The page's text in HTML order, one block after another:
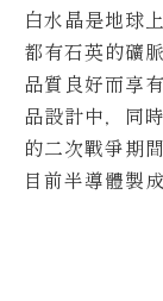
白水晶是地球
都有石英的礦
品質良好而享有
品設計中，同
的二次戰爭期
目前半導體製